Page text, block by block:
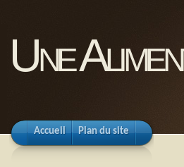
Une
Accueil Plan du site